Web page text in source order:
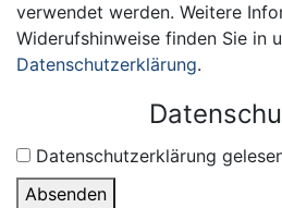
verwendet werden. Weitere
Widerufshinweise finden Sie in
Datenschutzerklärung.
Datenschutzerklärung
Absenden